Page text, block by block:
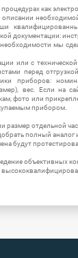
как
описании
документации:
мы
или с
перед
приборов:
вес. Если на
фото или
прибором.
размер отдельной
полный аналог
будут
объективных